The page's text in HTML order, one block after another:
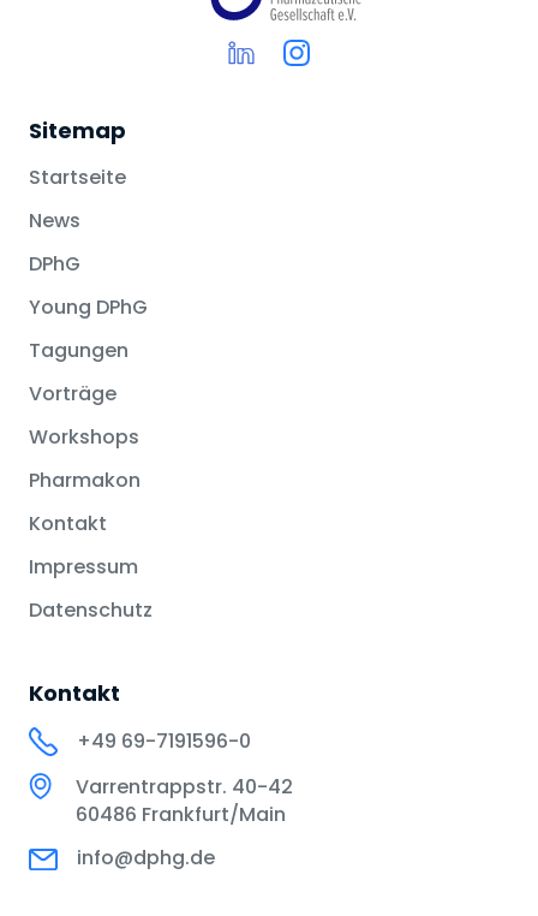
Sitemap
Startseite
News
DPhG
Young DPhG
Tagungen
Vorträge
Workshops
Pharmakon
Kontakt
Impressum
Datenschutz
Kontakt
+49 69-7191596-0
Varrentrappstr. 40-42
60486 Frankfurt/Main
info@dphg.de